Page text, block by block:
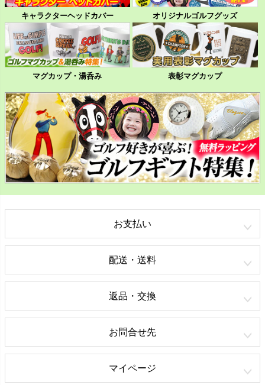
キャラクターヘッドカバー オリジナルゴルフグッズ
マグカップ・湯呑み 表彰マグカップ
お支払い
配送・送料
返品・交換
お問合せ先
マイページ